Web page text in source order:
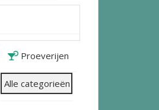
Proeverijen
Alle categorieën